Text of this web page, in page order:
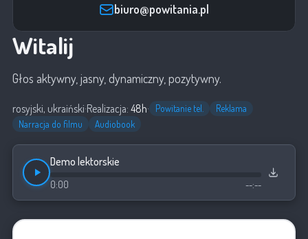
biuro@powitania.pl
Witalij
Głos aktywny, jasny, dynamiczny, pozytywny.
rosyjski, ukraiński·Realizacja: 48h· Powitanie tel.
Reklama
Narracja do filmu
Audiobook
Demo lektorskie
0:00 --:--